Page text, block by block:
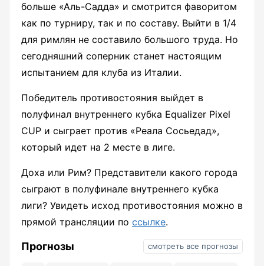
больше «Аль-Садда» и смотрится фаворитом
как по турниру, так и по составу. Выйти в 1/4
для римлян не составило большого труда. Но
сегодняшний соперник станет настоящим
испытанием для клуба из Италии.
Победитель противостояния выйдет в
полуфинал внутреннего кубка Equalizer Pixel
CUP и сыграет против «Реала Сосьедад»,
который идет на 2 месте в лиге.
Доха или Рим? Представители какого города
сыграют в полуфинале внутреннего кубка
лиги? Увидеть исход противостояния можно в
прямой трансляции по ссылке.
Прогнозы смотреть все прогнозы